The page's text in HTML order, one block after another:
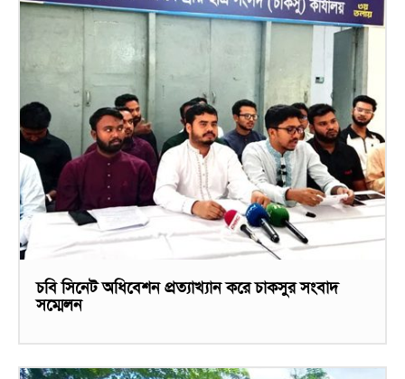
চবি সিনেট অধিবেশন প্রত্যাখ্যান করে চাকসুর সংবাদ
সম্মেলন